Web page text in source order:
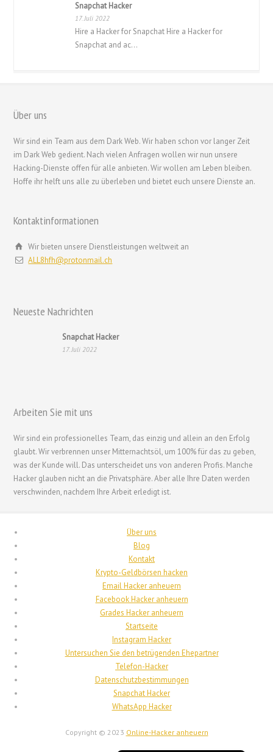
Snapchat Hacker
17. Juli 2022
Hire a Hacker for Snapchat Hire a Hacker for
Snapchat and ac...
Über uns
Wir sind ein Team aus dem Dark Web. Wir haben schon vor langer Zeit
im Dark Web gedient. Nach vielen Anfragen wollen wir nun unsere
Hacking-Dienste offen für alle anbieten. Wir wollen am Leben bleiben.
Hoffe ihr helft uns alle zu überleben und bietet euch unsere Dienste an.
Kontaktinformationen
Wir bieten unsere Dienstleistungen weltweit an
ALL8hfh@protonmail.ch
Neueste Nachrichten
Snapchat Hacker
17. Juli 2022
Arbeiten Sie mit uns
Wir sind ein professionelles Team, das einzig und allein an den Erfolg
glaubt. Wir verbrennen unser Mitternachtsöl, um 100% für das zu geben,
was der Kunde will. Das unterscheidet uns von anderen Profis. Manche
Hacker glauben nicht an die Privatsphäre. Aber alle Ihre Daten werden
verschwinden, nachdem Ihre Arbeit erledigt ist.
Über uns
Blog
Kontakt
Krypto-Geldbörsen hacken
Email Hacker anheuern
Facebook Hacker anheuern
Grades Hacker anheuern
Startseite
Instagram Hacker
Untersuchen Sie den betrügenden Ehepartner
Telefon-Hacker
Datenschutzbestimmungen
Snapchat Hacker
WhatsApp Hacker
Copyright © 2023 Online-Hacker anheuern
English (New Zealand)
English (Canada)
English (UK)
العربية
Deutsch (Österreich)
Deutsch (Schweiz)
Español
فارسی
Suomi
עִבְרִית
Hrvatski
Română
ไทย
简体中文
香港中文